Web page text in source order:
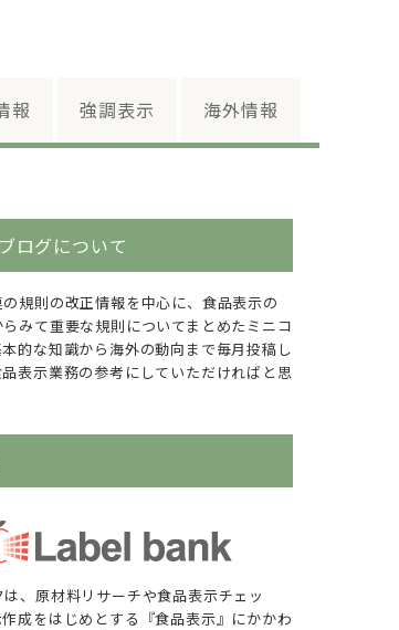
報 強調表示 海外情報
ログについて
規則の改正情報を中心に、食品表示の
みて重要な規則についてまとめたミニコ
的な知識から海外の動向まで毎月投稿し
表示業務の参考にしていただければと思
、原材料リサーチや食品表示チェッ
成をはじめとする『食品表示』にかかわ